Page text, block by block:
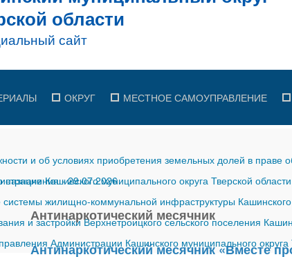
ОКРУГ МЕСТНОЕ САМОУПРАВЛЕНИЕ
и об условиях приобретения земельных долей в праве
назначения-29.07.2026
Кашинского муниципального округа Тверской
системы жилищно-коммунальной инфраструктуры
и застройки Верхнетроицкого сельского поселения
Администрации Кашинского муниципального
Антинаркотический месячник
Антинаркотический месячник «Вместе